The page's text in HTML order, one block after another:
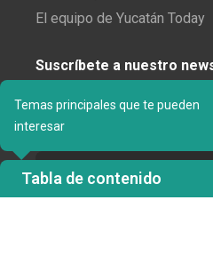
Temas principales que te pueden
interesar
Tabla de contenido
El equipo de Yucatán Today
Suscríbete a nuestro
¿Enamorado de Yucatán?
mejor de Yucatán Today.